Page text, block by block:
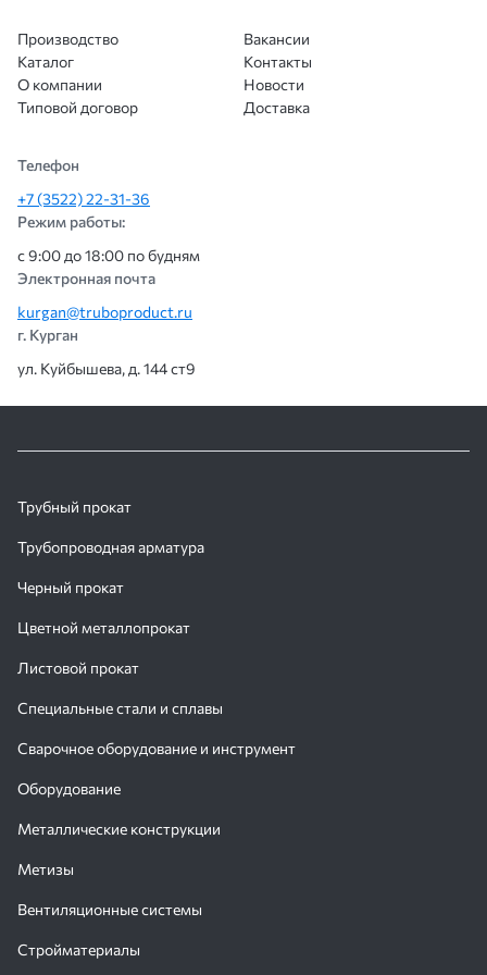
соблюдение сроков. Думаю, при
необходимости будем обращаться
ещё.
Производство
Каталог
О компании
Типовой договор
Вакансии
Контакты
Новости
Доставка
Телефон
+7 (3522) 22-31-36
Режим работы:
с 9:00 до 18:00 по будням
Электронная почта
kurgan@truboproduct.ru
г. Курган
ул. Куйбышева, д. 144 ст9
Трубный прокат
Трубопроводная арматура
Черный прокат
Цветной металлопрокат
Листовой прокат
Специальные стали и сплавы
Сварочное оборудование и инструмент
Оборудование
Металлические конструкции
Метизы
Вентиляционные системы
Стройматериалы